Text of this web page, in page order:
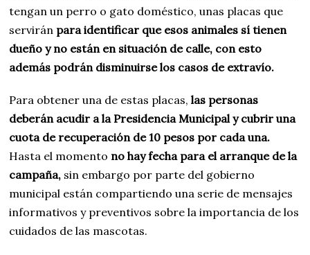
tengan un perro o gato doméstico, unas placas que
servirán para identificar que esos animales sí tienen
dueño y no están en situación de calle, con esto
además podrán disminuirse los casos de extravío.
Para obtener una de estas placas,las personas
deberán acudir a la Presidencia Municipal y cubrir una
cuota de recuperación de 10 pesos por cada una.
Hasta el momento no hay fecha para el arranque de la
campaña, sin embargo por parte del gobierno
municipal están compartiendo una serie de mensajes
informativos y preventivos sobre la importancia de los
cuidados de las mascotas.